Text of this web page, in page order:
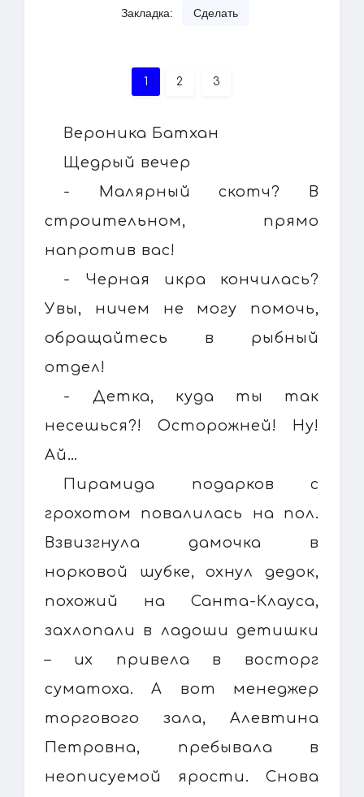
Закладка: Сделать
1 2 3
Вероника Батхан
Щедрый вечер
- Малярный скотч? В
строительном, прямо
напротив вас!
- Черная икра кончилась?
Увы, ничем не могу помочь,
обращайтесь в рыбный
отдел!
- Детка, куда ты так
несешься?! Осторожней! Ну!
Ай…
Пирамида подарков с
грохотом повалилась на пол.
Взвизгнула дамочка в
норковой шубке, охнул дедок,
похожий на Санта-Клауса,
захлопали в ладоши детишки
– их привела в восторг
суматоха. А вот менеджер
торгового зала, Алевтина
Петровна, пребывала в
неописуемой ярости. Снова